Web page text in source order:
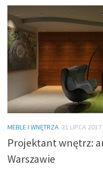
MEBLE I WNĘTRZA 21 LIPCA 2017
Projektant wnętrz:
Warszawie